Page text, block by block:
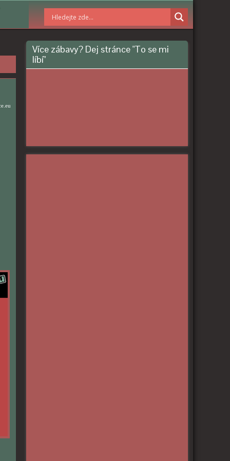
Více zábavy? Dej stránce "To se mi
líbí"